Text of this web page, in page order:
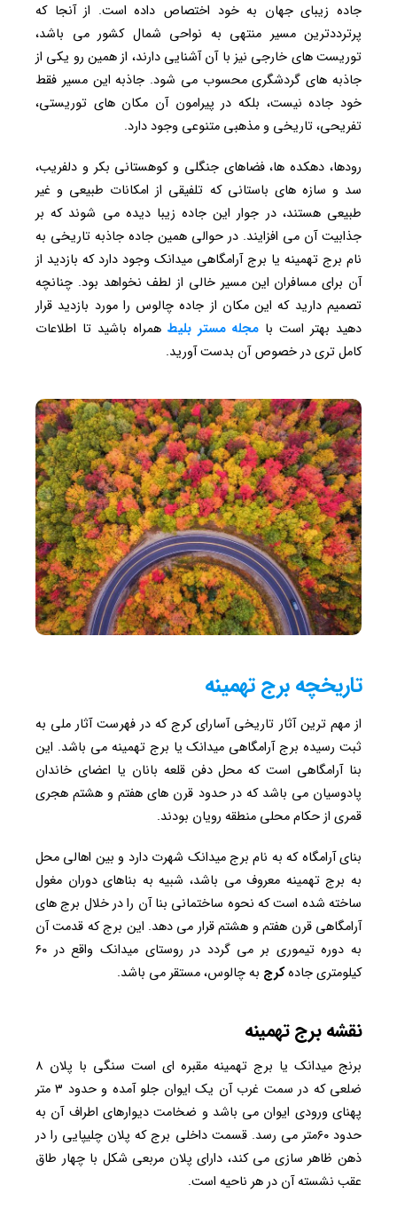
جاده زیبای جهان به خود اختصاص داده است. از آنجا که
پرترددترین مسیر منتهی به نواحی شمال کشور می باشد،
توریست های خارجی نیز با آن آشنایی دارند، از همین رو یکی از
جاذبه های گردشگری محسوب می شود. جاذبه این مسیر فقط
خود جاده نیست، بلکه در پیرامون آن مکان های توریستی،
تفریحی، تاریخی و مذهبی متنوعی وجود دارد.
رودها، دهکده ها، فضاهای جنگلی و کوهستانی بکر و دلفریب،
سد و سازه های باستانی که تلفیقی از امکانات طبیعی و غیر
طبیعی هستند، در جوار این جاده زیبا دیده می شوند که بر
جذابیت آن می افزایند. در حوالی همین جاده جاذبه تاریخی به
نام برج تهمینه یا برج آرامگاهی میدانک وجود دارد که بازدید از
آن برای مسافران این مسیر خالی از لطف نخواهد بود. چنانچه
تصمیم دارید که این مکان از جاده چالوس را مورد بازدید قرار
دهید بهتر است با مجله مستر بلیط همراه باشید تا اطلاعات
کامل تری در خصوص آن بدست آورید.
تاریخچه برج تهمینه
از مهم ترین آثار تاریخی آسارای کرج که در فهرست آثار ملی به
ثبت رسیده برج آرامگاهی میدانک یا برج تهمینه می باشد. این
بنا آرامگاهی است که محل دفن قلعه بانان یا اعضای خاندان
پادوسیان می باشد که در حدود قرن های هفتم و هشتم هجری
قمری از حکام محلی منطقه رویان بودند.
بنای آرامگاه که به نام برج میدانک شهرت دارد و بین اهالی محل
به برج تهمینه معروف می باشد، شبیه به بناهای دوران مغول
ساخته شده است که نحوه ساختمانی بنا آن را در خلال برج های
آرامگاهی قرن هفتم و هشتم قرار می دهد. این برج که قدمت آن
به دوره تیموری بر می گردد در روستای میدانک واقع در ۶۰
کیلومتری جادهکرج به چالوس، مستقر می باشد.
نقشه برج تهمینه
برنج میدانک یا برج تهمینه مقبره ای است سنگی با پلان ۸
ضلعی که در سمت غرب آن یک ایوان جلو آمده و حدود ۳ متر
پهنای ورودی ایوان می باشد و ضخامت دیوارهای اطراف آن به
حدود ۶۰متر می رسد. قسمت داخلی برج که پلان چلیپایی را در
ذهن ظاهر سازی می کند، دارای پلان مربعی شکل با چهار طاق
عقب نشسته آن در هر ناحیه است.